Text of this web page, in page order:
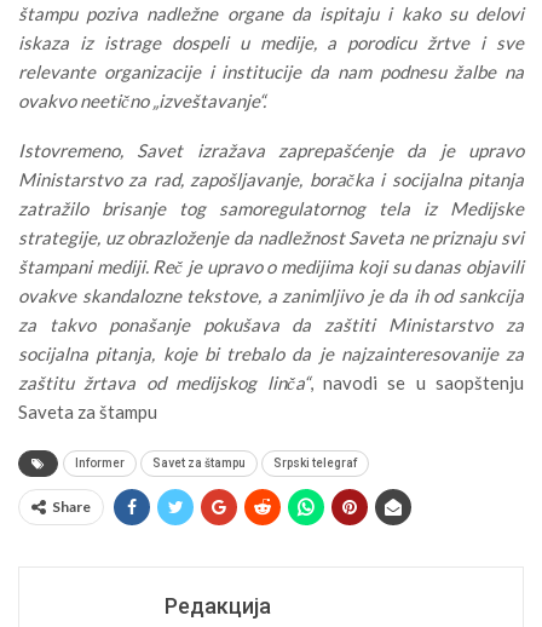
štampu poziva nadležne organe da ispitaju i kako su delovi
iskaza iz istrage dospeli u medije, a porodicu žrtve i sve
relevante organizacije i institucije da nam podnesu žalbe na
ovakvo neetično „izveštavanje“.
Istovremeno, Savet izražava zaprepašćenje da je upravo
Ministarstvo za rad, zapošljavanje, boračka i socijalna pitanja
zatražilo brisanje tog samoregulatornog tela iz Medijske
strategije, uz obrazloženje da nadležnost Saveta ne priznaju svi
štampani mediji. Reč je upravo o medijima koji su danas objavili
ovakve skandalozne tekstove, a zanimljivo je da ih od sankcija
za takvo ponašanje pokušava da zaštiti Ministarstvo za
socijalna pitanja, koje bi trebalo da je najzainteresovanije za
zaštitu žrtava od medijskog linča“, navodi se u saopštenju
Saveta za štampu
Informer Savet za štampu Srpski telegraf
Share
Редакција